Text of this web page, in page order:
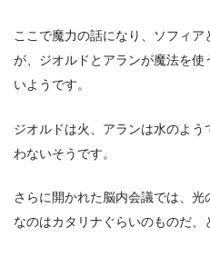
ここで魔力の話になり、ソフィ
が、ジオルドとアランが魔法を
いようです。
ジオルドは火、アランは水のよ
わないそうです。
さらに開かれた脳内会議では、光
なのはカタリナぐらいのものだ、